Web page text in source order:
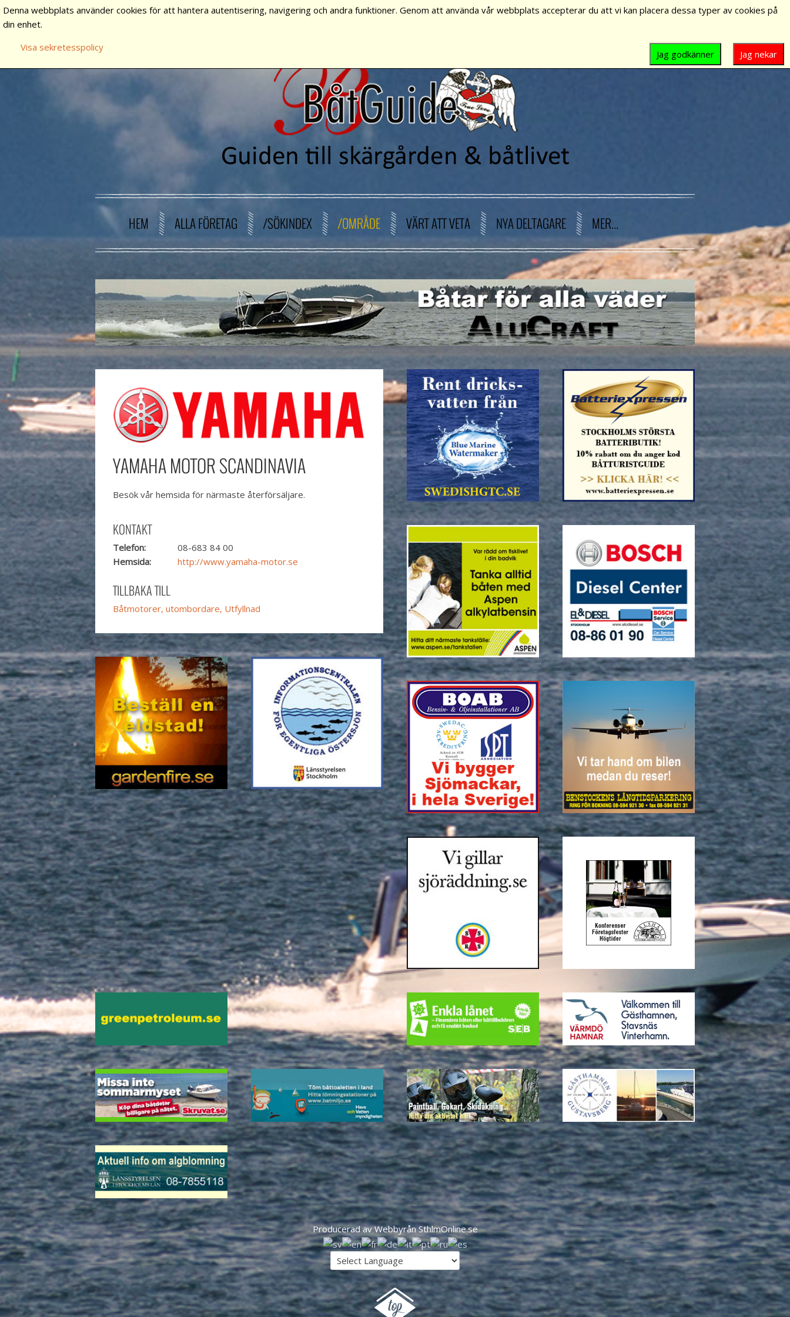
HEM ALLA FÖRETAG /SÖKINDEX /OMRÅDE VÄRT ATT VETA NYA DELTAGARE MER...
YAMAHA MOTOR SCANDINAVIA
Besök vår hemsida för närmaste återförsäljare.
KONTAKT
Telefon:
08-683 84 00
Hemsida:
http://www.yamaha-motor.se
TILLBAKA TILL
Båtmotorer, utombordare, Utfyllnad
Producerad av Webbyrån SthlmOnline.se
Denna webbplats använder cookies för att hantera autentisering, navigering och andra funktioner. Genom att använda vår webbplats accepterar du att vi kan placera dessa typer av cookies på
din enhet.
Visa sekretesspolicy
Jag nekar
Jag godkänner